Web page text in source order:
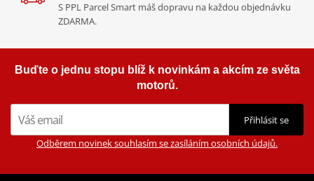
S PPL Parcel Smart máš dopravu na každou objednávku
ZDARMA.
Buďte o jednu stopu blíž k novinkám a akcím ze světa
motorů.
Přihlásit se
Odběrem novinek souhlasím se zasíláním osobních údajů.